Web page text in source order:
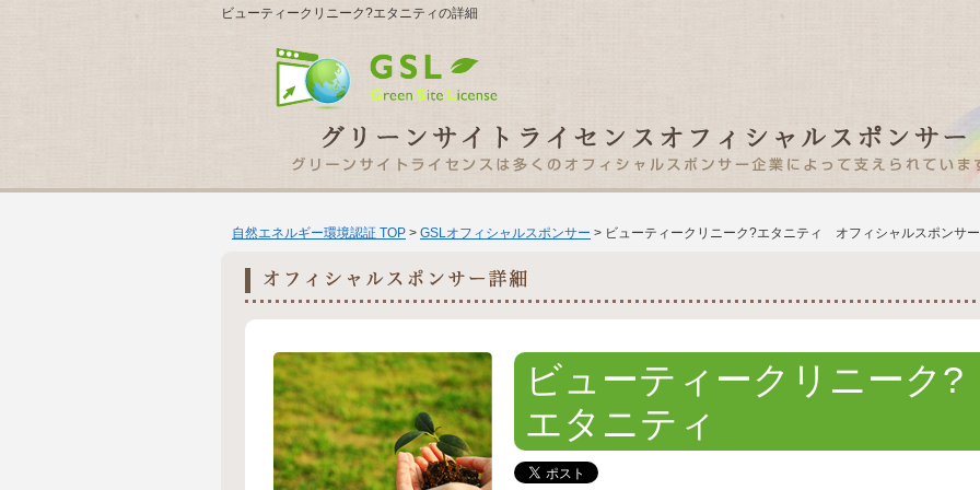
ビューティークリニーク?エタニティの詳細
自然エネルギー環境認証 TOP > GSLオフィシャルスポンサー > ビューティークリニーク?エタニティ オフィシャルスポンサ
ビューティークリニーク?
エタニティ